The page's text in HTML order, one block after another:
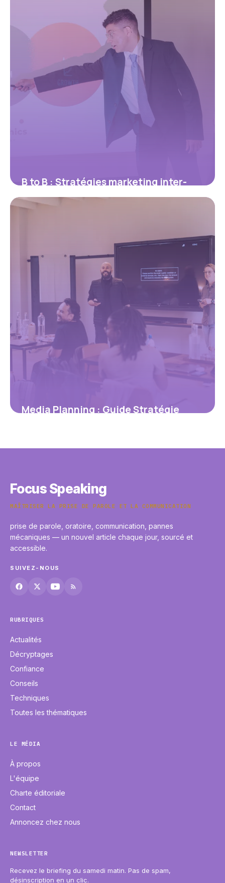
B to B : Stratégies marketing inter-
entreprises
Media Planning : Guide Stratégie
Focus Speaking
MAÎTRISER LA PRISE DE PAROLE ET LA COMMUNICATION
prise de parole, oratoire, communication, pannes
mécaniques — un nouvel article chaque jour, sourcé et
accessible.
SUIVEZ-NOUS
RUBRIQUES
Actualités
Décryptages
Confiance
Conseils
Techniques
Toutes les thématiques
LE MÉDIA
À propos
L'équipe
Charte éditoriale
Contact
Annoncez chez nous
NEWSLETTER
Recevez le briefing du samedi matin. Pas de spam,
désinscription en un clic.